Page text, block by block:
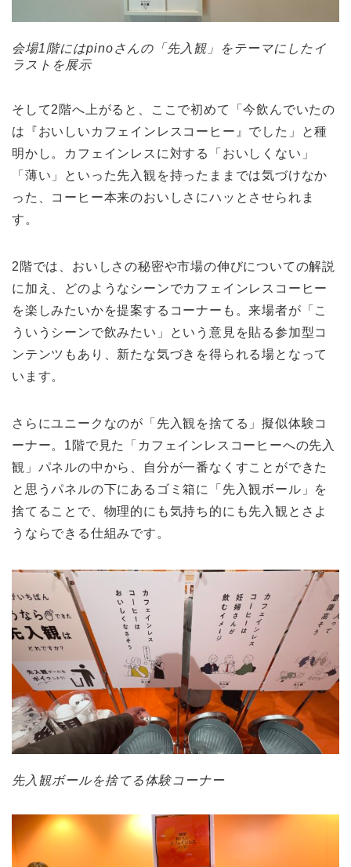
会場1階にはpinoさんの「先入観」をテーマにしたイ
ラストを展示
そして2階へ上がると、ここで初めて「今飲んでいたの
は『おいしいカフェインレスコーヒー』でした」と種
明かし。カフェインレスに対する「おいしくない」
「薄い」といった先入観を持ったままでは気づけなか
った、コーヒー本来のおいしさにハッとさせられま
す。
2階では、おいしさの秘密や市場の伸びについての解説
に加え、どのようなシーンでカフェインレスコーヒー
を楽しみたいかを提案するコーナーも。来場者が「こ
ういうシーンで飲みたい」という意見を貼る参加型コ
ンテンツもあり、新たな気づきを得られる場となって
います。
さらにユニークなのが「先入観を捨てる」擬似体験コ
ーナー。1階で見た「カフェインレスコーヒーへの先入
観」パネルの中から、自分が一番なくすことができた
と思うパネルの下にあるゴミ箱に「先入観ボール」を
捨てることで、物理的にも気持ち的にも先入観とさよ
うならできる仕組みです。
先入観ボールを捨てる体験コーナー